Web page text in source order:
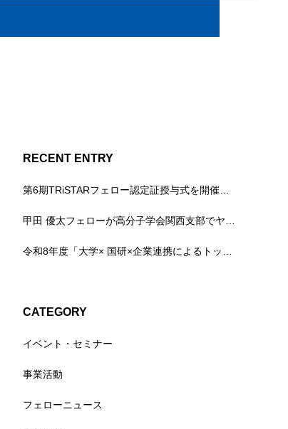
RECENT ENTRY
CATEGORY
イベント・セミナー
事業活動
フェローニュース